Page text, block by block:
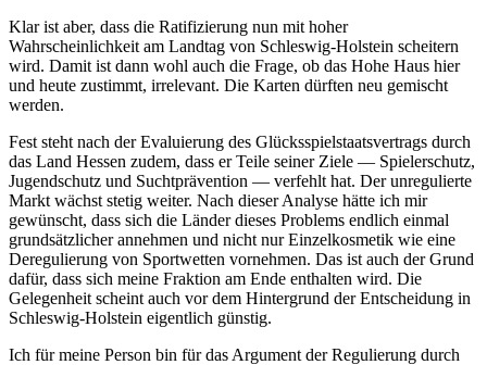
Klar ist aber, dass die Ratifizierung nun mit hoher
Wahrscheinlichkeit am Landtag von Schleswig-Holstein scheitern
wird. Damit ist dann wohl auch die Frage, ob das Hohe Haus hier
und heute zustimmt, irrelevant. Die Karten dürften neu gemischt
werden.
Fest steht nach der Evaluierung des Glücksspielstaatsvertrags durch
das Land Hessen zudem, dass er Teile seiner Ziele — Spielerschutz,
Jugendschutz und Suchtprävention — verfehlt hat. Der unregulierte
Markt wächst stetig weiter. Nach dieser Analyse hätte ich mir
gewünscht, dass sich die Länder dieses Problems endlich einmal
grundsätzlicher annehmen und nicht nur Einzelkosmetik wie eine
Deregulierung von Sportwetten vornehmen. Das ist auch der Grund
dafür, dass sich meine Fraktion am Ende enthalten wird. Die
Gelegenheit scheint auch vor dem Hintergrund der Entscheidung in
Schleswig-Holstein eigentlich günstig.
Ich für meine Person bin für das Argument der Regulierung durch